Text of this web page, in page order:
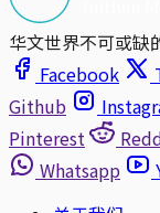
华文世界不可或缺
Facebook
Github
Pinterest
Whatsapp